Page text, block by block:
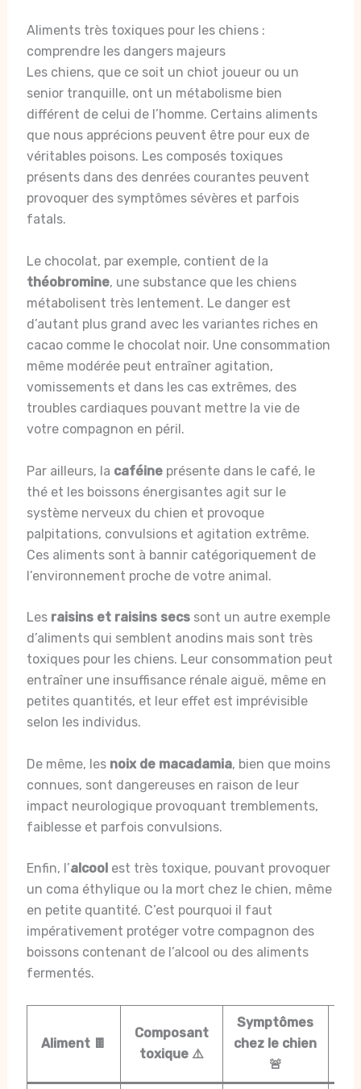
Aliments très toxiques pour les chiens :
comprendre les dangers majeurs
Les chiens, que ce soit un chiot joueur ou un
senior tranquille, ont un métabolisme bien
différent de celui de l’homme. Certains aliments
que nous apprécions peuvent être pour eux de
véritables poisons. Les composés toxiques
présents dans des denrées courantes peuvent
provoquer des symptômes sévères et parfois
fatals.
Le chocolat, par exemple, contient de la
théobromine, une substance que les chiens
métabolisent très lentement. Le danger est
d’autant plus grand avec les variantes riches en
cacao comme le chocolat noir. Une consommation
même modérée peut entraîner agitation,
vomissements et dans les cas extrêmes, des
troubles cardiaques pouvant mettre la vie de
votre compagnon en péril.
Par ailleurs, la caféineprésente dans le café, le
thé et les boissons énergisantes agit sur le
système nerveux du chien et provoque
palpitations, convulsions et agitation extrême.
Ces aliments sont à bannir catégoriquement de
l’environnement proche de votre animal.
Les raisins et raisins secssont un autre exemple
d’aliments qui semblent anodins mais sont très
toxiques pour les chiens. Leur consommation peut
entraîner une insuffisance rénale aiguë, même en
petites quantités, et leur effet est imprévisible
selon les individus.
De même, les noix de macadamia, bien que moins
connues, sont dangereuses en raison de leur
impact neurologique provoquant tremblements,
faiblesse et parfois convulsions.
Enfin, l’alcool est très toxique, pouvant provoquer
un coma éthylique ou la mort chez le chien, même
en petite quantité. C’est pourquoi il faut
impérativement protéger votre compagnon des
boissons contenant de l’alcool ou des aliments
fermentés.
Aliment 🍫
Composant
toxique ⚠️
Symptômes
chez le chien
🚨